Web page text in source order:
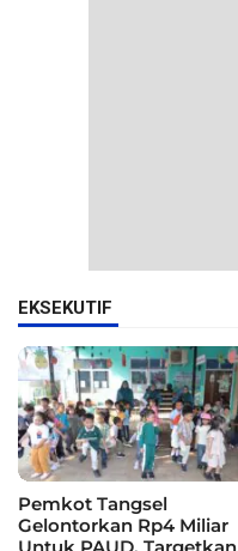
EKSEKUTIF
Pemkot Tangsel
Gelontorkan Rp4 Miliar